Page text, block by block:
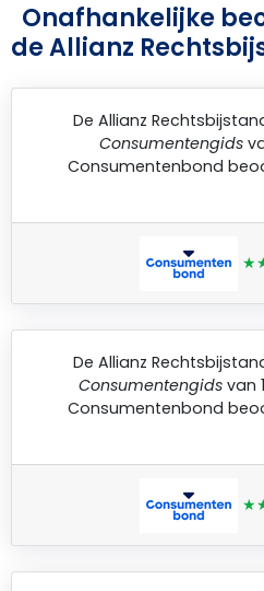
Onafhankelijke
de Allianz
De Allianz
Consumentengids
Consumentenbond
De Allianz
Consumentengidsvan
Consumentenbond